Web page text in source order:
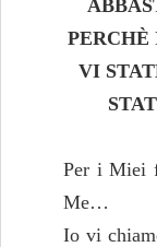
PERCHÈ
VI
Per i Miei
Me…
Io vi